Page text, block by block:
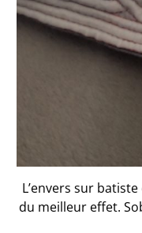
L’envers sur
du meilleur effet.